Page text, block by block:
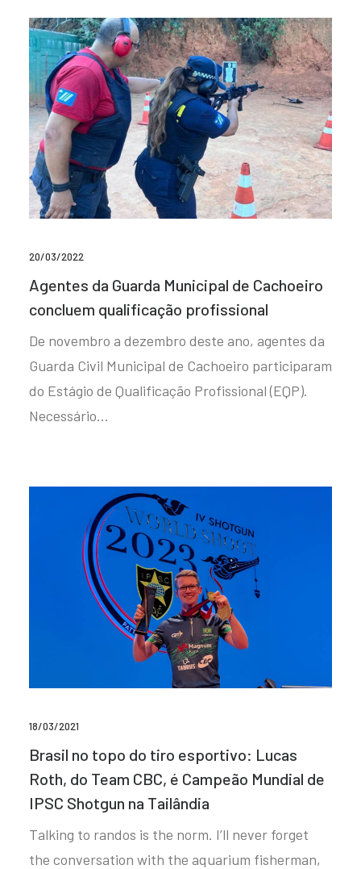
20/03/2022
Agentes da Guarda Municipal de Cachoeiro
concluem qualificação profissional
De novembro a dezembro deste ano, agentes da
Guarda Civil Municipal de Cachoeiro participaram
do Estágio de Qualificação Profissional (EQP).
Necessário…
18/03/2021
Brasil no topo do tiro esportivo: Lucas
Roth, do Team CBC, é Campeão Mundial de
IPSC Shotgun na Tailândia
Talking to randos is the norm. I’ll never forget
the conversation with the aquarium fisherman,